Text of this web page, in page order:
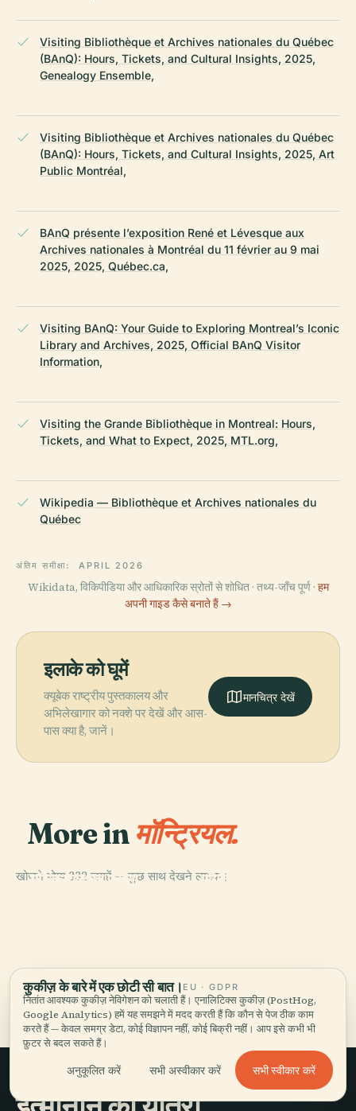
Visiting Bibliothèque et Archives nationales du Québec
(BAnQ): Hours, Tickets, and Cultural Insights, 2025,
Genealogy Ensemble,
Visiting Bibliothèque et Archives nationales du Québec
(BAnQ): Hours, Tickets, and Cultural Insights, 2025, Art
Public Montréal,
BAnQ présente l’exposition René et Lévesque aux
Archives nationales à Montréal du 11 février au 9 mai
2025, 2025, Québec.ca,
Visiting BAnQ: Your Guide to Exploring Montreal’s Iconic
Library and Archives, 2025, Official BAnQ Visitor
Information,
Visiting the Grande Bibliothèque in Montreal: Hours,
Tickets, and What to Expect, 2025, MTL.org,
Wikipedia — Bibliothèque et Archives nationales du
Québec
अंतिम समीक्षा: APRIL 2026
Wikidata, विकिपीडिया और आधिकारिक स्रोतों से शोधित · तथ्य-जाँच पूर्ण · हम
अपनी गाइड कैसे बनाते हैं →
इलाके को घूमें
क्यूबेक राष्ट्रीय पुस्तकालय और
अभिलेखागार को नक्शे पर देखें और आस-
पास क्या है, जानें।
मानचित्र देखें
More in मॉन्ट्रियल.
खोजने योग्य 332 जगहें — कुछ साथ देखने लायक।
मॉन्ट्रियल का पुराना
मॉन्ट्रियल म्यूज़ियम
PLACE
मॉन्ट्रियल की सभी 332 जगहें
कुकीज़ के बारे में एक छोटी सी बात। EU · GDPR
नितांत आवश्यक कुकीज़ नेविगेशन को चलाती हैं। एनालिटिक्स कुकीज़ (PostHog,
Google Analytics) हमें यह समझने में मदद करती हैं कि कौन से पेज ठीक काम
करते हैं — केवल समग्र डेटा, कोई विज्ञापन नहीं, कोई बिक्री नहीं। आप इसे कभी भी
फ़ुटर से बदल सकते हैं।
अनुकूलित करें सभी अस्वीकार करें सभी स्वीकार करें